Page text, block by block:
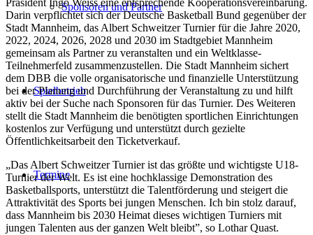
Sponsoren und Partner
Spielbetrieb
Termine
Präsident Ingo Weiss eine entsprechende Kooperationsvereinbarung.
Darin verpflichtet sich der Deutsche Basketball Bund gegenüber der
Stadt Mannheim, das Albert Schweitzer Turnier für die Jahre 2020,
2022, 2024, 2026, 2028 und 2030 im Stadtgebiet Mannheim
gemeinsam als Partner zu veranstalten und ein Weltklasse-
Teilnehmerfeld zusammenzustellen. Die Stadt Mannheim sichert
dem DBB die volle organisatorische und finanzielle Unterstützung
bei der Planung und Durchführung der Veranstaltung zu und hilft
aktiv bei der Suche nach Sponsoren für das Turnier. Des Weiteren
stellt die Stadt Mannheim die benötigten sportlichen Einrichtungen
kostenlos zur Verfügung und unterstützt durch gezielte
Öffentlichkeitsarbeit den Ticketverkauf.
„Das Albert Schweitzer Turnier ist das größte und wichtigste U18-
Turnier der Welt. Es ist eine hochklassige Demonstration des
Basketballsports, unterstützt die Talentförderung und steigert die
Attraktivität des Sports bei jungen Menschen. Ich bin stolz darauf,
dass Mannheim bis 2030 Heimat dieses wichtigen Turniers mit
jungen Talenten aus der ganzen Welt bleibt”, so Lothar Quast.